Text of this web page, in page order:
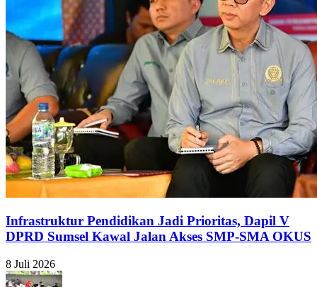
Infrastruktur Pendidikan Jadi Prioritas, Dapil V
DPRD Sumsel Kawal Jalan Akses SMP-SMA OKUS
8 Juli 2026